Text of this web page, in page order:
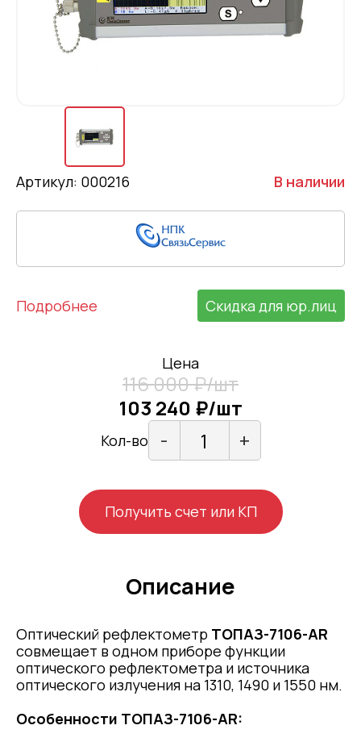
Артикул: 000216 В наличии
Подробнее Скидка для юр.лиц
Цена
116 000 ₽/шт
103 240 ₽/шт
Кол-во - +
Получить счет или КП
Описание
Оптический рефлектометр ТОПАЗ-7106-AR
cовмещает в одном приборе функции
оптического рефлектометра и источника
оптического излучения на 1310, 1490 и 1550 нм.
Особенности ТОПАЗ-7106-AR: